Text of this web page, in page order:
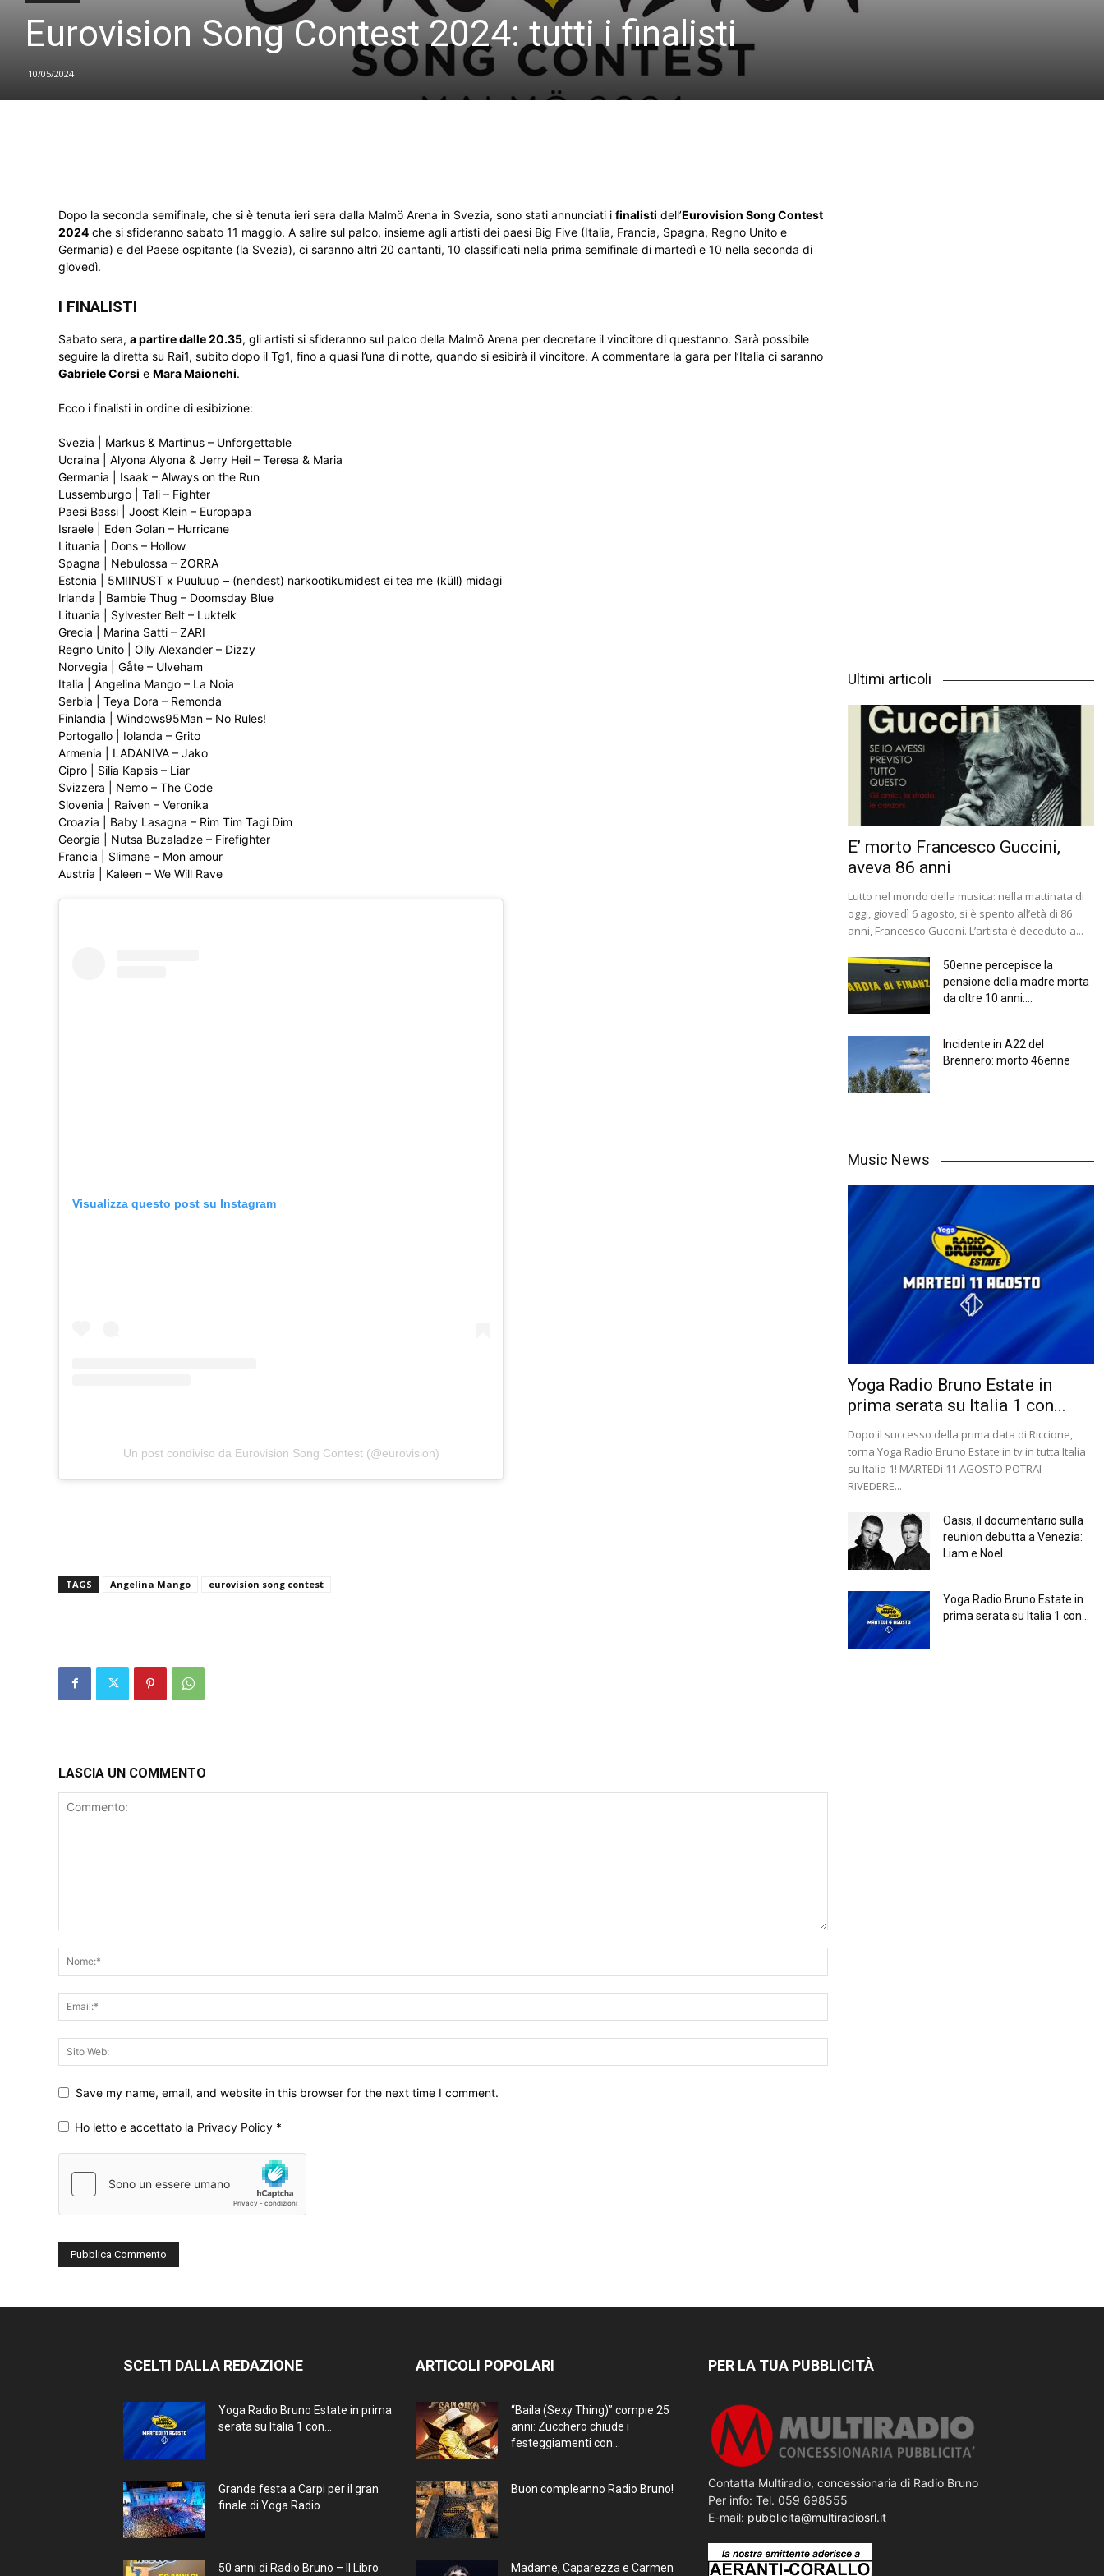
Eurovision Song Contest 2024: tutti i finalisti
10/05/2024
Dopo la seconda semifinale, che si è tenuta ieri sera dalla Malmö Arena in Svezia, sono stati annunciati i finalisti dell’Eurovision Song Contest
2024 che si sfideranno sabato 11 maggio. A salire sul palco, insieme agli artisti dei paesi Big Five (Italia, Francia, Spagna, Regno Unito e
Germania) e del Paese ospitante (la Svezia), ci saranno altri 20 cantanti, 10 classificati nella prima semifinale di martedì e 10 nella seconda di
giovedì.
I FINALISTI
Sabato sera, a partire dalle 20.35, gli artisti si sfideranno sul palco della Malmö Arena per decretare il vincitore di quest’anno. Sarà possibile
seguire la diretta su Rai1, subito dopo il Tg1, fino a quasi l’una di notte, quando si esibirà il vincitore. A commentare la gara per l’Italia ci saranno
Gabriele Corsi e Mara Maionchi.
Ecco i finalisti in ordine di esibizione:
Svezia | Markus & Martinus – Unforgettable
Ucraina | Alyona Alyona & Jerry Heil – Teresa & Maria
Germania | Isaak – Always on the Run
Lussemburgo | Tali – Fighter
Paesi Bassi | Joost Klein – Europapa
Israele | Eden Golan – Hurricane
Lituania | Dons – Hollow
Spagna | Nebulossa – ZORRA
Estonia | 5MIINUST x Puuluup – (nendest) narkootikumidest ei tea me (küll) midagi
Irlanda | Bambie Thug – Doomsday Blue
Lituania | Sylvester Belt – Luktelk
Grecia | Marina Satti – ZARI
Regno Unito | Olly Alexander – Dizzy
Norvegia | Gåte – Ulveham
Italia | Angelina Mango – La Noia
Serbia | Teya Dora – Remonda
Finlandia | Windows95Man – No Rules!
Portogallo | Iolanda – Grito
Armenia | LADANIVA – Jako
Cipro | Silia Kapsis – Liar
Svizzera | Nemo – The Code
Slovenia | Raiven – Veronika
Croazia | Baby Lasagna – Rim Tim Tagi Dim
Georgia | Nutsa Buzaladze – Firefighter
Francia | Slimane – Mon amour
Austria | Kaleen – We Will Rave
Visualizza questo post su Instagram
Un post condiviso da Eurovision Song Contest (@eurovision)
TAGS Angelina Mango eurovision song contest
LASCIA UN COMMENTO
Save my name, email, and website in this browser for the next time I comment.
Ho letto e accettato la Privacy Policy *
Ultimi articoli
E’ morto Francesco Guccini,
aveva 86 anni
Lutto nel mondo della musica: nella mattinata di
oggi, giovedì 6 agosto, si è spento all’età di 86
anni, Francesco Guccini. L’artista è deceduto a...
50enne percepisce la
pensione della madre morta
da oltre 10 anni:...
Incidente in A22 del
Brennero: morto 46enne
Music News
Yoga Radio Bruno Estate in
prima serata su Italia 1 con...
Dopo il successo della prima data di Riccione,
torna Yoga Radio Bruno Estate in tv in tutta Italia
su Italia 1! MARTEDì 11 AGOSTO POTRAI
RIVEDERE...
Oasis, il documentario sulla
reunion debutta a Venezia:
Liam e Noel...
Yoga Radio Bruno Estate in
prima serata su Italia 1 con...
SCELTI DALLA REDAZIONE
Yoga Radio Bruno Estate in prima
serata su Italia 1 con...
Grande festa a Carpi per il gran
finale di Yoga Radio...
50 anni di Radio Bruno – Il Libro
ARTICOLI POPOLARI
“Baila (Sexy Thing)” compie 25
anni: Zucchero chiude i
festeggiamenti con...
Buon compleanno Radio Bruno!
Madame, Caparezza e Carmen
PER LA TUA PUBBLICITÀ
Contatta Multiradio, concessionaria di Radio Bruno
Per info: Tel. 059 698555
E-mail: pubblicita@multiradiosrl.it